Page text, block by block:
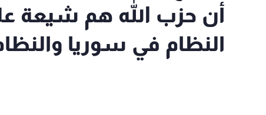
أن حزب الله هم شيعة
النظام في سوريا والنظام